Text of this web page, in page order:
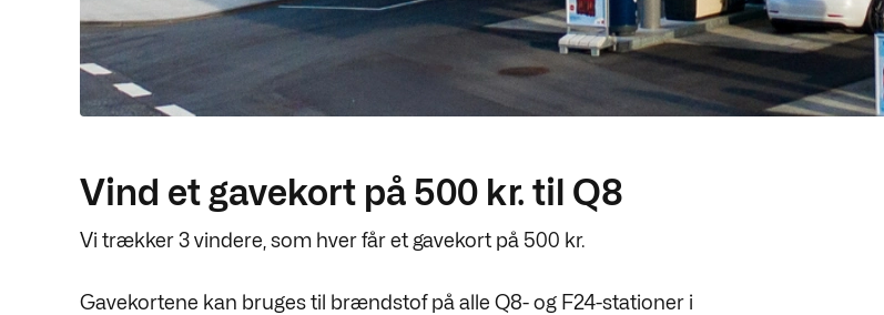
Vind et gavekort på 500 kr. til Q8
Vi trækker 3 vindere, som hver får et gavekort på 500 kr.
Gavekortene kan bruges til brændstof på alle Q8- og F24-stationer i